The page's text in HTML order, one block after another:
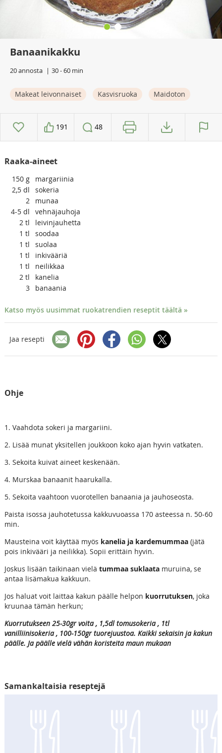
Banaanikakku
20 annosta 30 - 60 min
Makeat leivonnaiset Kasvisruoka Maidoton
191 48
Raaka-aineet
150 g
margariinia
2,5 dl
sokeria
2
munaa
4-5 dl
vehnäjauhoja
2 tl
leivinjauhetta
1 tl
soodaa
1 tl
suolaa
1 tl
inkivääriä
1 tl
neilikkaa
2 tl
kanelia
3
banaania
Katso myös uusimmat ruokatrendien reseptit täältä »
Jaa resepti
Ohje
1. Vaahdota sokeri ja margariini.
2. Lisää munat yksitellen joukkoon koko ajan hyvin vatkaten.
3. Sekoita kuivat aineet keskenään.
4. Murskaa banaanit haarukalla.
5. Sekoita vaahtoon vuorotellen banaania ja jauhoseosta.
Paista isossa jauhotetussa kakkuvuoassa 170 asteessa n. 50-60
min.
Mausteina voit käyttää myös kanelia ja kardemummaa (jätä
pois inkivääri ja neilikka). Sopii erittäin hyvin.
Joskus lisään taikinaan vielä tummaa suklaata muruina, se
antaa lisämakua kakkuun.
Jos haluat voit laittaa kakun päälle helpon kuorrutuksen, joka
kruunaa tämän herkun;
Kuorrutukseen 25-30gr voita , 1,5dl tomusokeria , 1tl
vanilliinisokeria , 100-150gr tuorejuustoa. Kaikki sekaisin ja kakun
päälle. Ja päälle vielä vähän koristeita maun mukaan
Samankaltaisia reseptejä